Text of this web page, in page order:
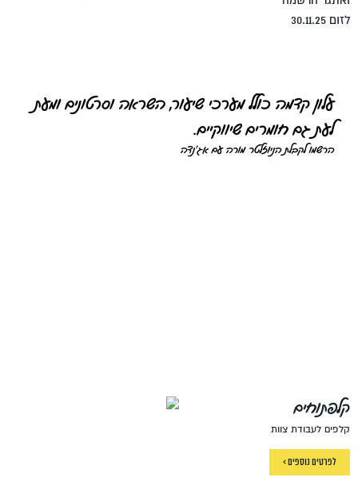
עלון קדמה כולל מערכי שיעור, השראה וסרטונים ומעת
לעת גם חומרים שיווקיים.
הרשמו לקבלת הניוזלטר מורה עם אג'נדה
קלפתוחים
קלפים לעבודת צוות
לפרטים נוספים >